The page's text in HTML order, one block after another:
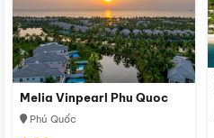
Melia Vinpearl Phu Quoc
Phú Quốc